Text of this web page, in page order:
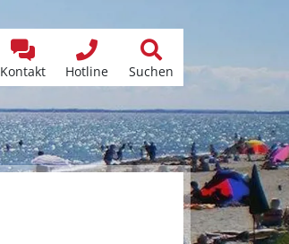
Kontakt Hotline Suchen